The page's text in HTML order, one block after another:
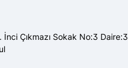
Çıkmazı Sokak No:3 Daire:3